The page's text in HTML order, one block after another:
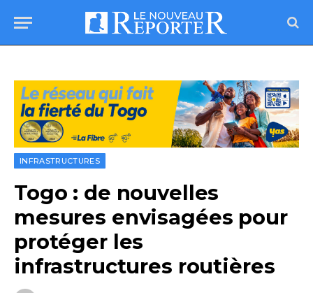
INFRASTRUCTURES
Togo : de nouvelles
mesures envisagées pour
protéger les
infrastructures routières